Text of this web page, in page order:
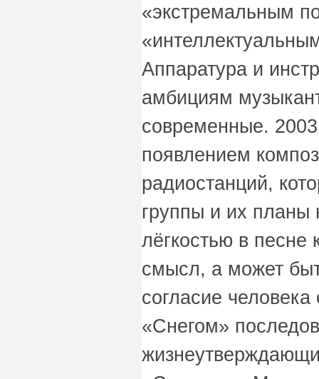
«экстремальным
Аппаратура и
амбициям
современные.
появлением
радиостанций,
группы и их планы
лёгкостью в песне
смысл, а может
согласие
«Снегом»